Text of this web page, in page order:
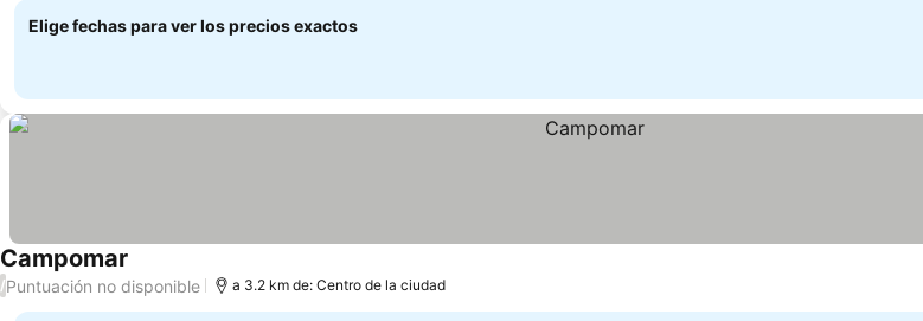
Elige fechas para ver los precios exactos
Campomar Ver precios
/Puntuación no disponible a 3.2 km de: Centro de la ciudad